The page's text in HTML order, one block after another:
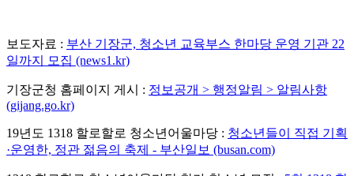
보도자료 : 부산 기장군, 청소년 교육부스 한마당 운영 기관 22
일까지 모집 (news1.kr)
기장군청 홈페이지 게시 : 정보공개 > 행정알림 > 알림사항
(gijang.go.kr)
19년도 1318 할로할로 청소년어울마당 : 청소년들이 직접 기획
·운영한, 정관 젊음의 축제 - 부산일보 (busan.com)